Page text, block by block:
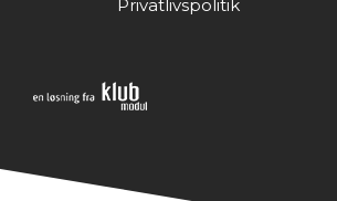
Privatlivspolitik